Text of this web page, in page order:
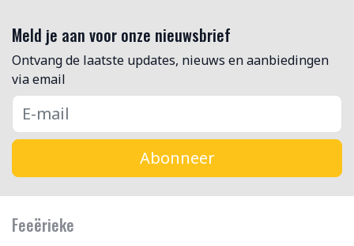
Meld je aan voor onze nieuwsbrief
Ontvang de laatste updates, nieuws en aanbiedingen
via email
Abonneer
Feeërieke